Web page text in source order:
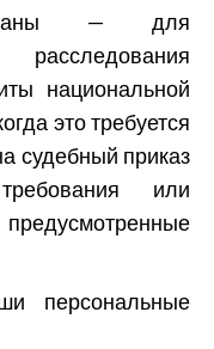
— для
национальной
это требуется
судебный приказ
или
персональные